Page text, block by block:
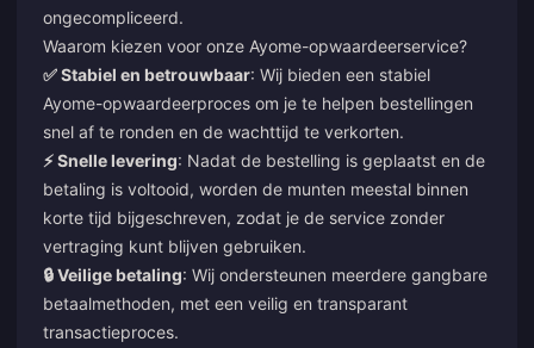
ongecompliceerd.
Waarom kiezen voor onze Ayome-opwaardeerservice?
✅ Stabiel en betrouwbaar: Wij bieden een stabiel
Ayome-opwaardeerproces om je te helpen bestellingen
snel af te ronden en de wachttijd te verkorten.
⚡ Snelle levering: Nadat de bestelling is geplaatst en de
betaling is voltooid, worden de munten meestal binnen
korte tijd bijgeschreven, zodat je de service zonder
vertraging kunt blijven gebruiken.
🔒 Veilige betaling: Wij ondersteunen meerdere gangbare
betaalmethoden, met een veilig en transparant
transactieproces.